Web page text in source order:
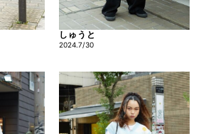
しゅうと
2024.7/30